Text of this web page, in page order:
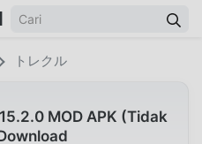
トレクル
MOD APK (Tidak